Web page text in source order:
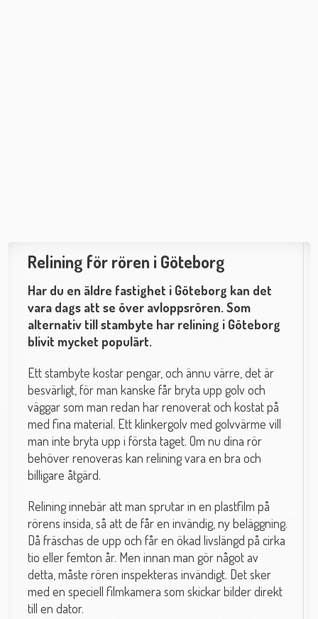
Relining för rören i Göteborg
Har du en äldre fastighet i Göteborg kan det
vara dags att se över avloppsrören. Som
alternativ till stambyte har relining i Göteborg
blivit mycket populärt.
Ett stambyte kostar pengar, och ännu värre, det är
besvärligt, för man kanske får bryta upp golv och
väggar som man redan har renoverat och kostat på
med fina material. Ett klinkergolv med golvvärme vill
man inte bryta upp i första taget. Om nu dina rör
behöver renoveras kan relining vara en bra och
billigare åtgärd.
Relining innebär att man sprutar in en plastfilm på
rörens insida, så att de får en invändig, ny beläggning.
Då fräschas de upp och får en ökad livslängd på cirka
tio eller femton år. Men innan man gör något av
detta, måste rören inspekteras invändigt. Det sker
med en speciell filmkamera som skickar bilder direkt
till en dator.